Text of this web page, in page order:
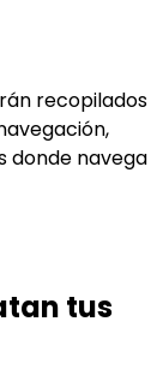
recopilados
donde navega
tus